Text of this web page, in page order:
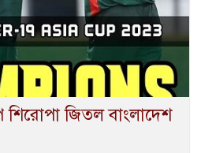
শিরোপা জিতল বাংলাদেশ